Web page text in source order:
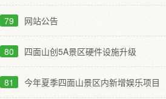
79 网站公告
80 四面山创5A景区硬件设施升级
81 今年夏季四面山景区内新增娱乐项目